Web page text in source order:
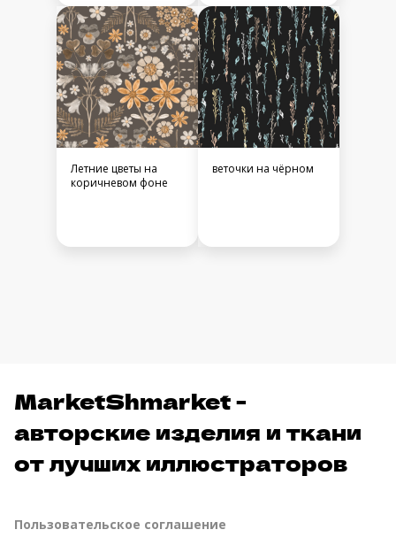
Летние цветы на
коричневом фоне
веточки на чёрном
MarketShmarket -
авторские изделия и ткани
от лучших иллюстраторов
Пользовательское соглашение